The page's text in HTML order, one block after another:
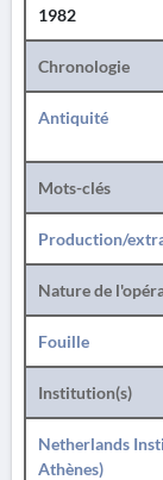
1982
Chronologie
Antiquité
Mots-clés
Production/
Nature de
Fouille
Institution(s)
Netherlands
Athènes)